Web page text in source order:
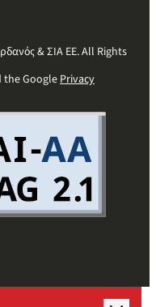
& ΣΙΑ ΕΕ. All Rights
the GooglePrivacy